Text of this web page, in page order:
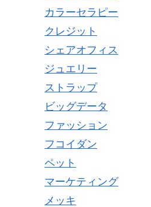
カラーセラピー
クレジット
シェアオフィス
ジュエリー
ストラップ
ビッグデータ
ファッション
フコイダン
ペット
マーケティング
メッキ